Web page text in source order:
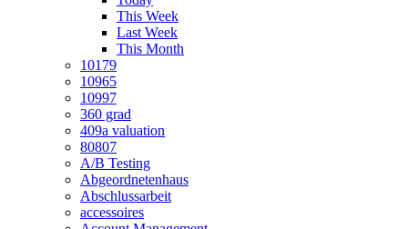
This Week
Last Week
This Month
10179
10965
10997
360 grad
409a valuation
80807
A/B Testing
Abgeordnetenhaus
Abschlussarbeit
accessoires